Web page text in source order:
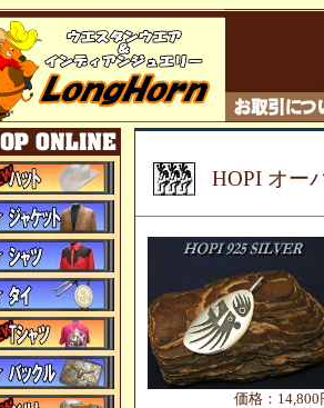
HOPI オー
価格：14,800